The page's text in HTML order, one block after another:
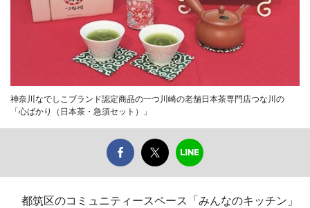
神奈川なでしこブランド認定商品の一つ川崎の老舗日本茶専門店つな川の
「心ばかり（日本茶・急須セット）」
都筑区のコミュニティースペース「みんなのキッチン」